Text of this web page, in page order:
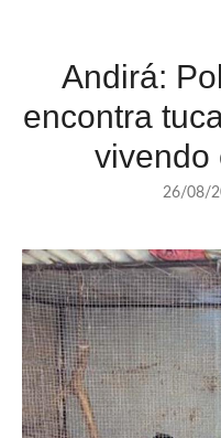
Andirá:
encontra
vivendo
26/08/